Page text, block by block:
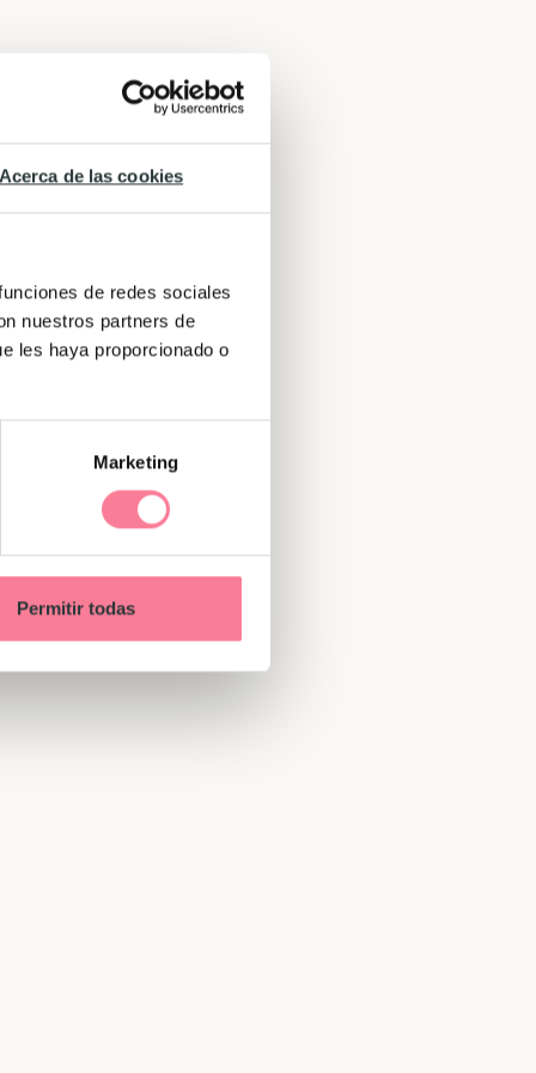
Acerca de las cookies
de redes sociales
nuestros partners de
les haya proporcionado o
Marketing
Permitir todas